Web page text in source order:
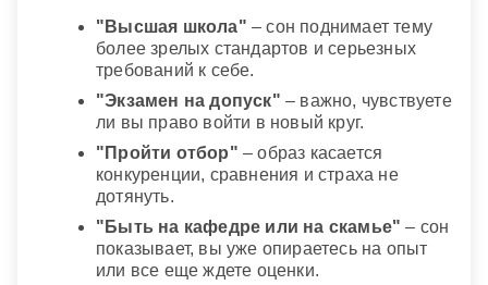
"Высшая школа" – сон поднимает тему
более зрелых стандартов и серьезных
требований к себе.
"Экзамен на допуск" – важно, чувствуете
ли вы право войти в новый круг.
"Пройти отбор" – образ касается
конкуренции, сравнения и страха не
дотянуть.
"Быть на кафедре или на скамье" – сон
показывает, вы уже опираетесь на опыт
или все еще ждете оценки.